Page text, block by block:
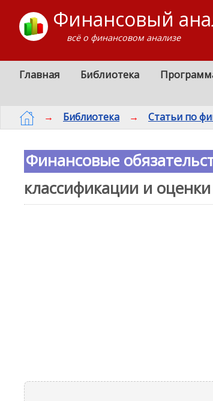
Финансовый
всё о финансовом анализе
Главная Библиотека
→ Библиотека → Статьи по
Финансовые
классификации и оценки